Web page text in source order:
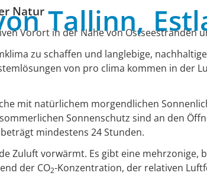
Tallinn,
Natur
Vorort in der Nähe von Ostseestränden
zu schaffen und langlebige,
von pro clima kommen in der
mit natürlichem morgendlichen
Sonnenschutz sind an den
mindestens 24 Stunden.
Zuluft vorwärmt. Es gibt eine mehrzonige,
der CO2-Konzentration, der relativen